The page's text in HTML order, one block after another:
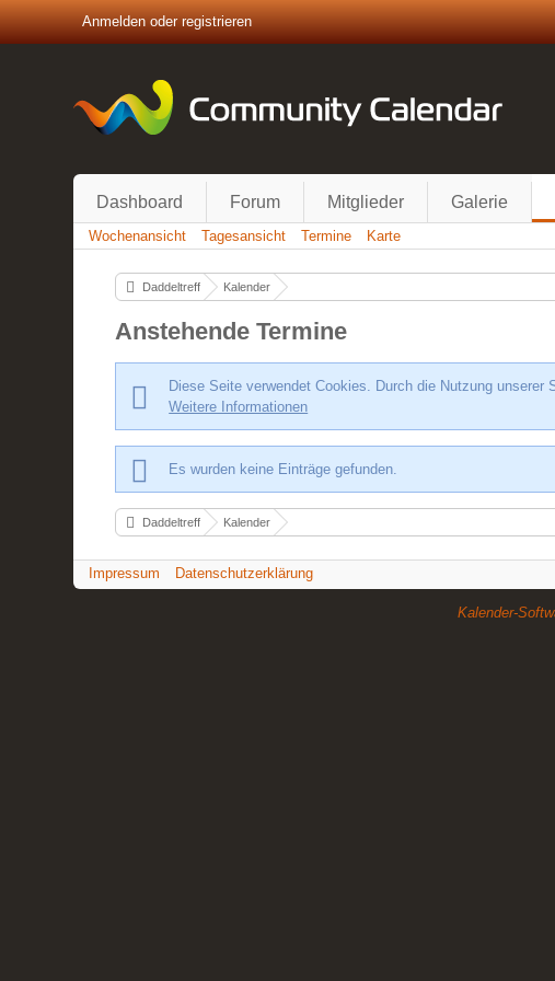
Anmelden oder registrieren
Dashboard Forum Mitglieder Galerie
Wochenansicht Tagesansicht Termine Karte
Daddeltreff Kalender
Anstehende Termine
Diese Seite verwendet Cookies. Durch die Nutzung
Weitere Informationen
Es wurden keine Einträge gefunden.
Daddeltreff Kalender
Impressum Datenschutzerklärung
Kalender-